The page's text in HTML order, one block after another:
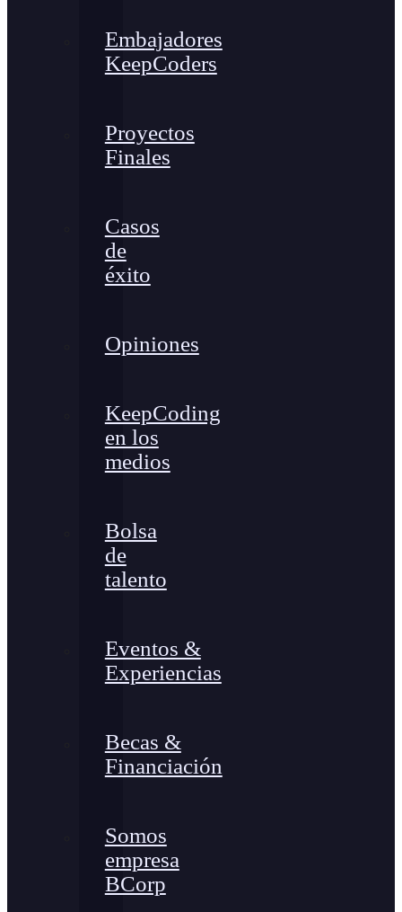
Embajadores
KeepCoders
Proyectos
Finales
Casos
de
éxito
Opiniones
KeepCoding
en los
medios
Bolsa
de
talento
Eventos &
Experiencias
Becas &
Financiación
Somos
empresa
BCorp